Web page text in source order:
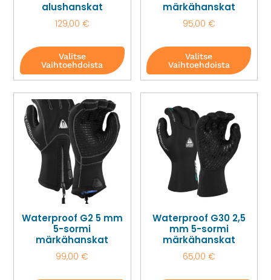
alushanskat
129,00 €
Valitse
Vaihtoehdoista
märkähanskat
95,00 €
Valitse
Vaihtoehdoista
Waterproof G2 5 mm
5-sormi
märkähanskat
99,00€
Waterproof G30 2,5
mm 5-sormi
märkähanskat
65,00 €